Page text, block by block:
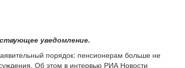
уведомление.
порядок: пенсионерам больше не
Об этом в интервью РИА Новости